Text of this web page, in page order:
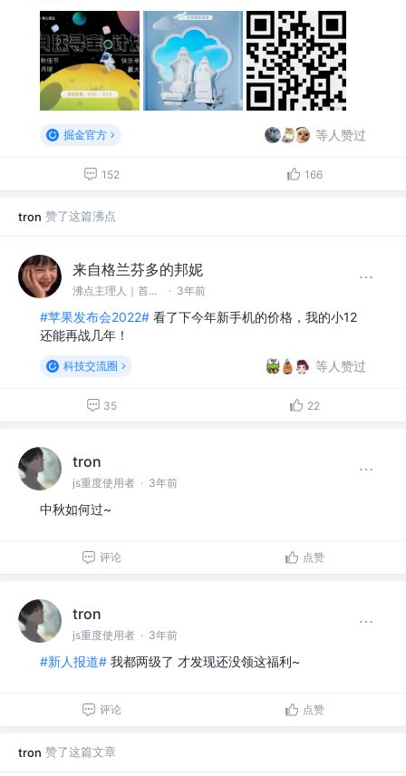
掘金官方 等人赞过
152 166
tron 赞了这篇沸点
来自格兰芬多的邦妮
沸点主理人｜首席小秘书 @掘金 · 3年前
#苹果发布会2022# 看了下今年新手机的价格，我的小12
还能再战几年！
科技交流圈 等人赞过
35 22
tron
js重度使用者 · 3年前
中秋如何过~
评论 点赞
tron
js重度使用者 · 3年前
#新人报道# 我都两级了 才发现还没领这福利~
评论 点赞
tron 赞了这篇文章